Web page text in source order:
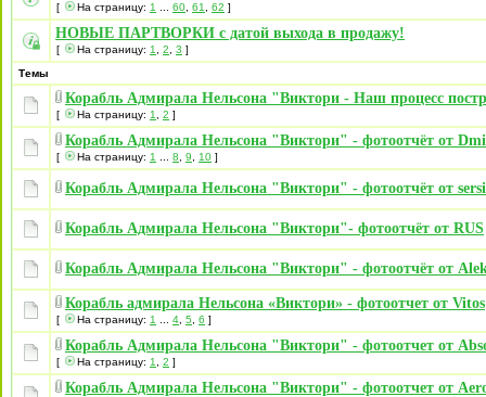
[ На страницу: 1 60 61 62 ]
НОВЫЕ ПАРТВОРКИ с датой выхода в продажу!
[ На страницу: 1 2 3 ]
Темы
Корабль Адмирала Нельсона "Виктори - Наш процесс
[ На страницу: 1 2 ]
Корабль Адмирала Нельсона "Виктори" - фотоотчёт от
[ На страницу: 1 8 9 10 ]
Корабль Адмирала Нельсона "Виктори" - фотоотчёт от
Корабль Адмирала Нельсона "Виктори"- фотоотчёт от RUS
Корабль Адмирала Нельсона "Виктори" - фотоотчёт от
Корабль адмирала Нельсона «Виктори» - фотоотчет от Vitos
[ На страницу: 1 4 5 6 ]
Корабль Адмирала Нельсона "Виктори" - фотоотчет от
[ На страницу: 1 2 ]
Корабль Адмирала Нельсона "Виктори" - фотоотчет от